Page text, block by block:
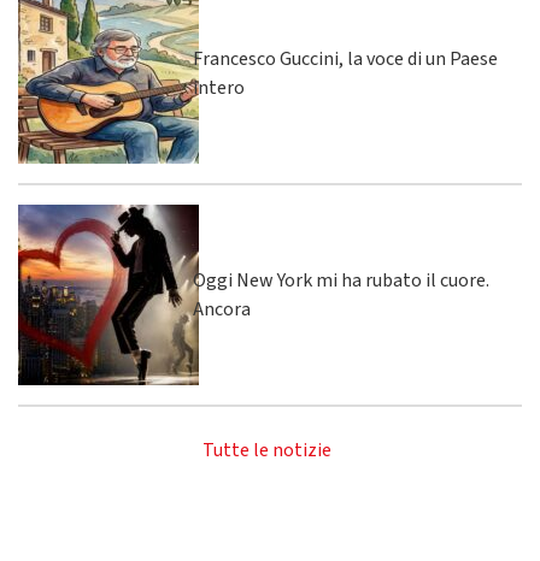
Francesco Guccini, la voce di un Paese
intero
Oggi New York mi ha rubato il cuore.
Ancora
Tutte le notizie